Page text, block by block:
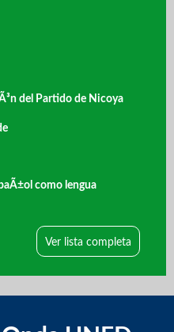
del Partido de Nicoya
como lengua
Ver lista completa